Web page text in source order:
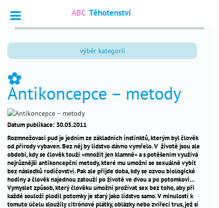
_ Dotazy
Výpočet
termínu
_ Fórum
čtenářů
nejčtenější
chci
otěhotnět
ABC Těhotenství
výběr kategorii
_
Antikoncepce – metody
Datum publikace: 30.05.2011
Rozmnožovací pud je jedním ze základních instinktů, kterým byl člověk
od přírody vybaven. Bez něj by lidstvo dávno vymřelo. V životě jsou ale
období, kdy se člověk touží »množit jen klamně« a s potěšením využívá
nejrůznější antikoncepční metody, které mu umožní se sexuálně vybít
bez následků rodičovství. Pak ale přijde doba, kdy se ozvou biologické
hodiny a člověk najednou zatouží po životě ve dvou a po potomkovi…
Vymyslet způsob, který člověku umožní prožívat sex bez toho, aby při
každé souloži plodil potomky je starý jako lidstvo samo. V minulosti k
tomuto účelu sloužily citrónové plátky, oblázky nebo zvířecí trus, jež si